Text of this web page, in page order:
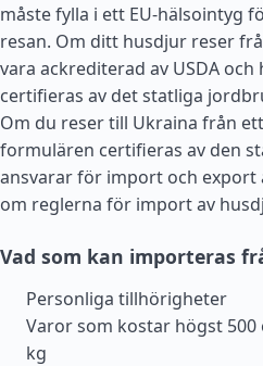
måste fylla i ett EU-hälsointyg
resan. Om ditt husdjur reser
vara ackrediterad av USDA
certifieras av det statliga
Om du reser till Ukraina från
formulären certifieras av den
ansvarar för import och export
om reglerna för import av
Vad som kan importeras
Personliga tillhörigheter
Varor som kostar högst
kg